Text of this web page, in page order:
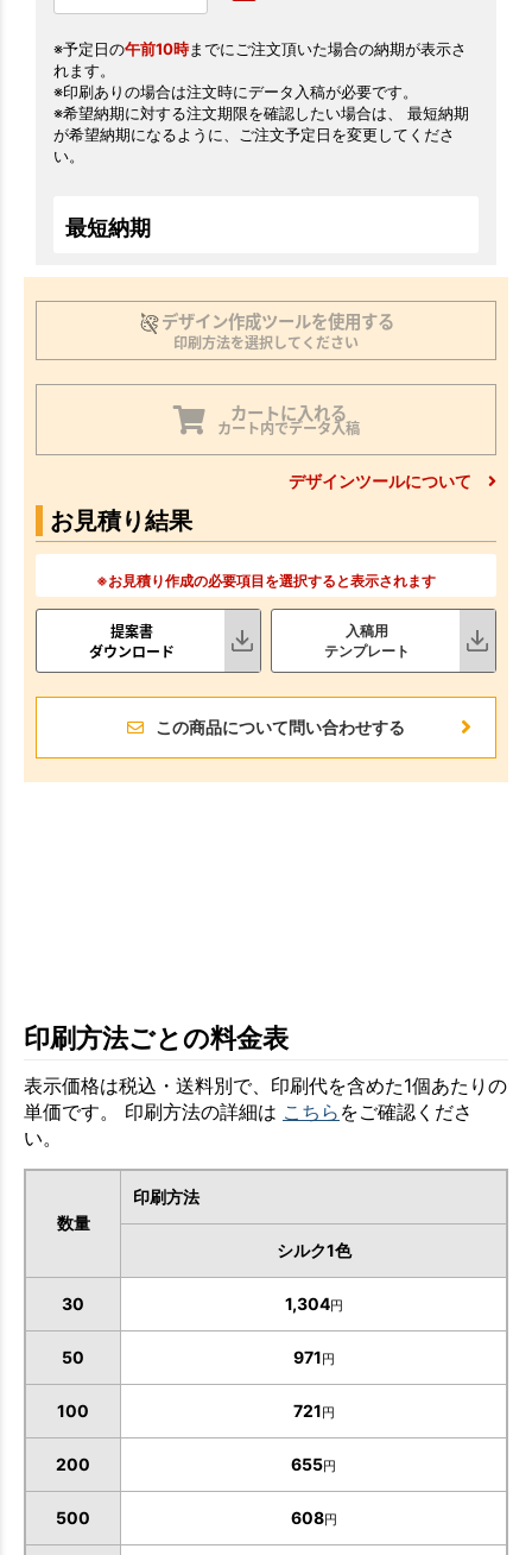
※予定日の午前10時までにご注文頂いた場合の納期が表示さ
れます。
※印刷ありの場合は注文時にデータ入稿が必要です。
※希望納期に対する注文期限を確認したい場合は、 最短納期
が希望納期になるように、ご注文予定日を変更してくださ
い。
最短納期
デザイン作成ツールを使用する
印刷方法を選択してください
カートに入れる
カート内でデータ入稿
デザインツールについて
お見積り結果
※お見積り作成の必要項目を選択すると表示されます
提案書
ダウンロード
入稿用
テンプレート
この商品について問い合わせする
印刷方法ごとの料金表
表示価格は税込・送料別で、印刷代を含めた1個あたりの
単価です。 印刷方法の詳細は こちら をご確認くださ
い。
数量
印刷方法
シルク1色
30 1,304円
50 971円
100 721円
200 655円
500 608円